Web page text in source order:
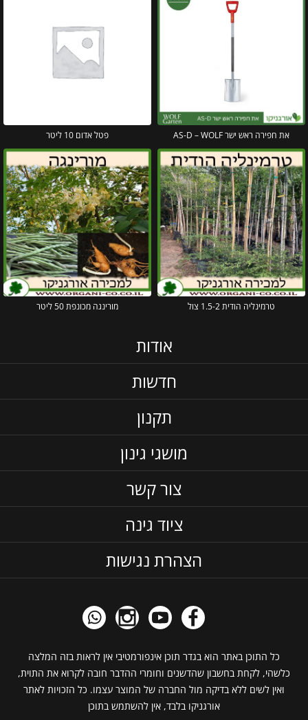
את חפירה ראש ישר AS-D – WOLF פטל אדום 10 ליטר
טרמינליה הודית 1.5-2 צול מורינגה מכונפת 50 ליטר
אודות
חדשות
תקנון
מושגי גינון
צור קשר
ציוד גינה
הצהרת נגישות
כל התוכן באתר הוא בגדר תוכן אינפורמטיבי אין לראות בזה המלצה
כלשהי, לקחת בחשבון שהדשנים וחומרי ההדבר חובה לקרוא את התוית,
ואין לשים ללא בדיקה מול החברה של המוצר עצמו. כל הזכויות לאתר
אורגניקו בלבד, אין להשתמש בתוכן